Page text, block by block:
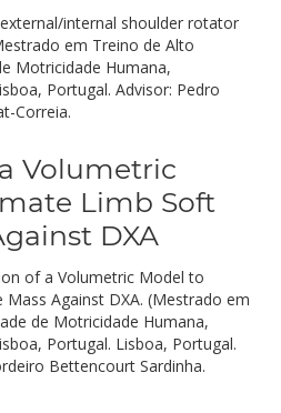
internal shoulder rotator
em Treino de Alto
Motricidade Humana,
Portugal. Advisor: Pedro
Correia.
Volumetric
Limb Soft
DXA
of a Volumetric Model to
Against DXA. (Mestrado em
de Motricidade Humana,
Portugal. Lisboa, Portugal.
Bettencourt Sardinha.